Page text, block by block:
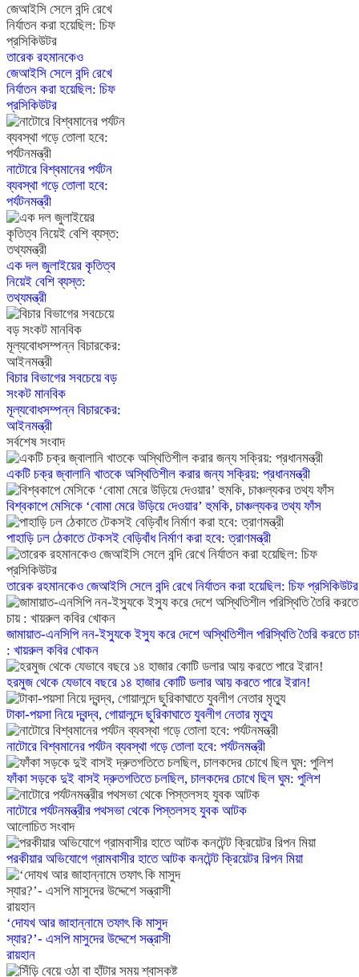
তারেক রহমানকেও
জেআইসি সেলে বন্দি রেখে
নির্যাতন করা হয়েছিল: চিফ
প্রসিকিউটর
নাটোরে বিশ্বমানের পর্যটন
ব্যবস্থা গড়ে তোলা হবে:
পর্যটনমন্ত্রী
এক দল জুলাইয়ের কৃতিত্ব
নিয়েই বেশি ব্যস্ত:
তথ্যমন্ত্রী
বিচার বিভাগের সবচেয়ে বড়
সংকট মানবিক
মূল্যবোধসম্পন্ন বিচারকের:
আইনমন্ত্রী
সর্বশেষ সংবাদ
একটি চক্র জ্বালানি খাতকে অস্থিতিশীল করার জন্য সক্রিয়: প্রধানমন্ত্রী
বিশ্বকাপে মেসিকে ‘বোমা মেরে উড়িয়ে দেওয়ার’ হুমকি, চাঞ্চল্যকর তথ্য ফাঁস
পাহাড়ি ঢল ঠেকাতে টেকসই বেড়িবাঁধ নির্মাণ করা হবে: ত্রাণমন্ত্রী
তারেক রহমানকেও জেআইসি সেলে বন্দি রেখে নির্যাতন করা হয়েছিল: চিফ প্রসিকিউটর
জামায়াত-এনসিপি নন-ইস্যুকে ইস্যু করে দেশে অস্থিতিশীল পরিস্থিতি তৈরি করতে
: খায়রুল কবির খোকন
হরমুজ থেকে যেভাবে বছরে ১৪ হাজার কোটি ডলার আয় করতে পারে ইরান!
টাকা-পয়সা নিয়ে দ্বন্দ্ব, গোয়ালন্দে ছুরিকাঘাতে যুবলীগ নেতার মৃত্যু
নাটোরে বিশ্বমানের পর্যটন ব্যবস্থা গড়ে তোলা হবে: পর্যটনমন্ত্রী
ফাঁকা সড়কে দুই বাসই দ্রুতগতিতে চলছিল, চালকদের চোখে ছিল ঘুম: পুলিশ
নাটোরে পর্যটনমন্ত্রীর পথসভা থেকে পিস্তলসহ যুবক আটক
আলোচিত সংবাদ
পরকীয়ার অভিযোগে গ্রামবাসীর হাতে আটক কনটেন্ট ক্রিয়েটর রিপন মিয়া
‘দোযখ আর জাহান্নামে তফাৎ কি মাসুদ
স্যার?’- এসপি মাসুদের উদ্দেশে সন্ত্রাসী
রায়হান